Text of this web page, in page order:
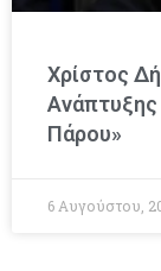
Χρίστος
Ανάπτυξης
Πάρου»
6 Αυγούστου,